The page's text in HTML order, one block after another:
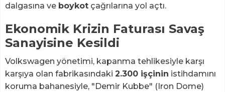
dalgasına ve boykot çağrılarına yol açtı.
Ekonomik Krizin Faturası Savaş
Sanayisine Kesildi
Volkswagen yönetimi, kapanma tehlikesiyle karşı
karşıya olan fabrikasındaki 2.300 işçinin istihdamını
koruma bahanesiyle, "Demir Kubbe" (Iron Dome)